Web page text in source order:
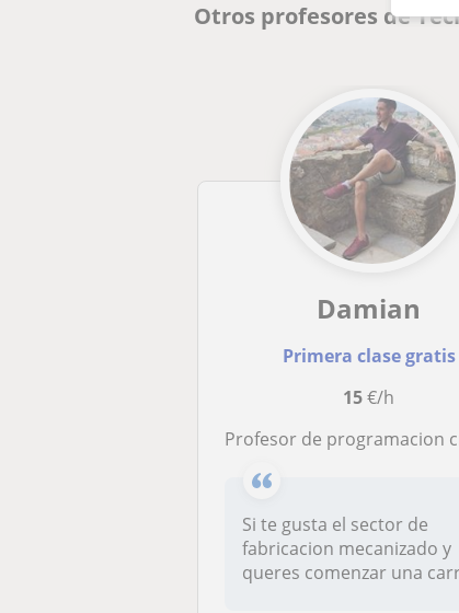
Otros profesores de
Damian
Primera clase gratis
15€/h
Profesor de programacion cnc tornos y/o centros de
Si te gusta el sector de
fabricacion mecanizado y
queres comenzar una